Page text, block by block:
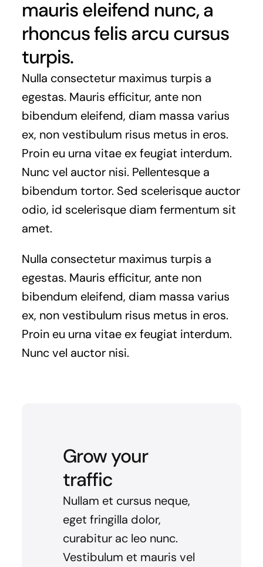
mauris eleifend nunc, a
rhoncus felis arcu cursus
turpis.
Nulla consectetur maximus turpis a
egestas. Mauris efficitur, ante non
bibendum eleifend, diam massa varius
ex, non vestibulum risus metus in eros.
Proin eu urna vitae ex feugiat interdum.
Nunc vel auctor nisi. Pellentesque a
bibendum tortor. Sed scelerisque auctor
odio, id scelerisque diam fermentum sit
amet.
Nulla consectetur maximus turpis a
egestas. Mauris efficitur, ante non
bibendum eleifend, diam massa varius
ex, non vestibulum risus metus in eros.
Proin eu urna vitae ex feugiat interdum.
Nunc vel auctor nisi.
Grow your
traffic
Nullam et cursus neque,
eget fringilla dolor,
curabitur ac leo nunc.
Vestibulum et mauris vel